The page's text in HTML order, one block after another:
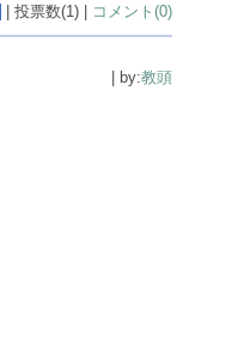
| 投票数(1) | コメント(0)
| by:教頭